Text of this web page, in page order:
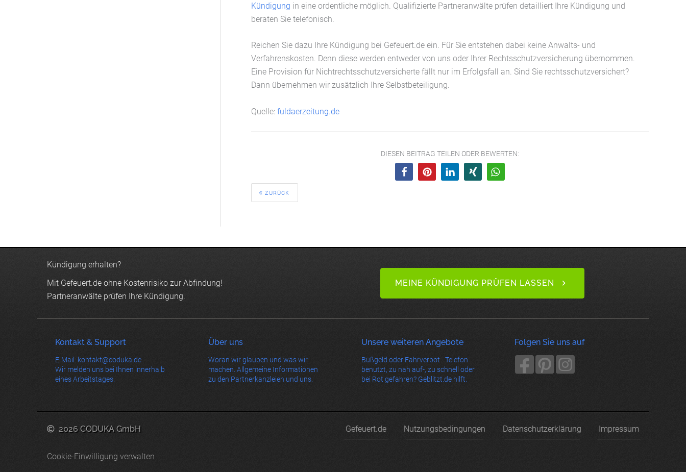
Kündigung in eine ordentliche möglich. Qualifizierte Partneranwälte prüfen detailliert Ihre Kündigung und
beraten Sie telefonisch.
Reichen Sie dazu Ihre Kündigung bei Gefeuert.de ein. Für Sie entstehen dabei keine Anwalts- und
Verfahrenskosten. Denn diese werden entweder von uns oder Ihrer Rechtsschutzversicherung übernommen.
Eine Provision für Nichtrechtsschutzversicherte fällt nur im Erfolgsfall an. Sind Sie rechtsschutzversichert?
Dann übernehmen wir zusätzlich Ihre Selbstbeteiligung.
Quelle: fuldaerzeitung.de
DIESEN BEITRAG TEILEN ODER BEWERTEN:
ZURÜCK
Kündigung erhalten?
Mit Gefeuert.de ohne Kostenrisiko zur Abfindung!
Partneranwälte prüfen Ihre Kündigung.
MEINE KÜNDIGUNG PRÜFEN LASSEN
Kontakt & Support
E-Mail: kontakt@coduka.de
Wir melden uns bei Ihnen innerhalb
eines Arbeitstages.
Über uns
Woran wir glauben und was wir
machen. Allgemeine Informationen
zu den Partnerkanzleien und uns.
Unsere weiteren Angebote
Bußgeld oder Fahrverbot - Telefon
benutzt, zu nah auf-, zu schnell oder
bei Rot gefahren? Geblitzt.de hilft.
Folgen Sie uns auf
2026 CODUKA GmbH
Cookie-Einwilligung verwalten
Gefeuert.de Nutzungsbedingungen Datenschutzerklärung Impressum